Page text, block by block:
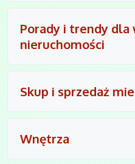
Porady i trendy dla
nieruchomości
Skup i sprzedaż
Wnętrza